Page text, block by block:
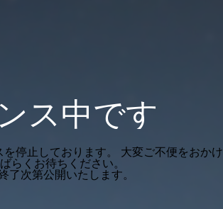
ス中です
停止しております。 大変ご不便をおかけ
らくお待ちください。
了次第公開いたします。